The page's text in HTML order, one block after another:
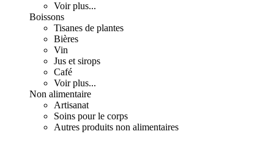
Voir plus...
Boissons
Tisanes de plantes
Bières
Vin
Jus et sirops
Café
Voir plus...
Non alimentaire
Artisanat
Soins pour le corps
Autres produits non alimentaires